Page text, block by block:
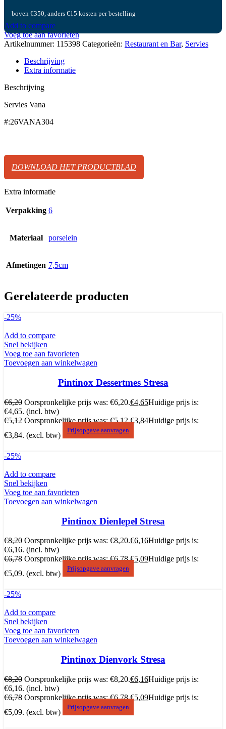
boven €350, anders €15 kosten per bestelling
Add to compare
Voeg toe aan favorieten
Artikelnummer: 115398 Categorieën: Restaurant en Bar, Servies
Beschrijving
Extra informatie
Beschrijving
Servies Vana
#:26VANA304
DOWNLOAD HET PRODUCTBLAD
Extra informatie
Verpakking 6
Materiaal porselein
Afmetingen 7,5cm
Gerelateerde producten
-25%
Add to compare
Snel bekijken
Voeg toe aan favorieten
Toevoegen aan winkelwagen
Pintinox Dessertmes Stresa
€6,20 Oorspronkelijke prijs was: €6,20.€4,65Huidige prijs is:
€4,65. (incl. btw)
€5,12 Oorspronkelijke prijs was: €5,12.€3,84Huidige prijs is:
€3,84. (excl. btw)
Prijsopgave aanvragen
-25%
Add to compare
Snel bekijken
Voeg toe aan favorieten
Toevoegen aan winkelwagen
Pintinox Dienlepel Stresa
€8,20 Oorspronkelijke prijs was: €8,20.€6,16Huidige prijs is:
€6,16. (incl. btw)
€6,78 Oorspronkelijke prijs was: €6,78.€5,09Huidige prijs is:
€5,09. (excl. btw)
Prijsopgave aanvragen
-25%
Add to compare
Snel bekijken
Voeg toe aan favorieten
Toevoegen aan winkelwagen
Pintinox Dienvork Stresa
€8,20 Oorspronkelijke prijs was: €8,20.€6,16Huidige prijs is:
€6,16. (incl. btw)
€6,78 Oorspronkelijke prijs was: €6,78.€5,09Huidige prijs is:
€5,09. (excl. btw)
Prijsopgave aanvragen